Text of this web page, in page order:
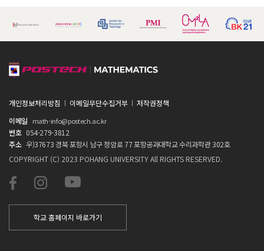
개인정보처리방침 이메일무단수집거부
저작권정책
이메일
math-info@postech.ac.kr
번호 054-279-3812
주소 우)37673 경북 포항시 남구 청암로 77 포항공과대학교 수리과학관 302호
COPYRIGHT (C) 2023 POHANG UNIVERSITY All RIGHTS RESERVED.
학교 홈페이지 바로가기